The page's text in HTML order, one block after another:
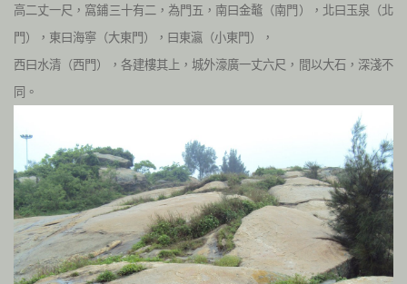
高二丈一尺，窩鋪三十有二，為門五，南曰金鼇（南門），北曰玉泉（北
門），東曰海寧（大東門），曰東瀛（小東門），
西曰水清（西門），各建樓其上，城外濠廣一丈六尺，間以大石，深淺不
同。